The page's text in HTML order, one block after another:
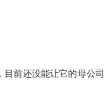
前还没能让它的母公司